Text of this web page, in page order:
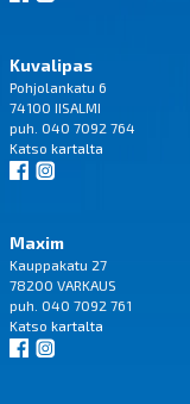
Kuvalipas
Pohjolankatu 6
74100 IISALMI
puh. 040 7092 764
Katso kartalta
Maxim
Kauppakatu 27
78200 VARKAUS
puh. 040 7092 761
Katso kartalta